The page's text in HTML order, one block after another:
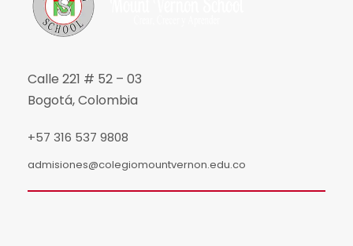
Calle 221 # 52 – 03
Bogotá, Colombia
+57 316 537 9808
admisiones@colegiomountvernon.edu.co